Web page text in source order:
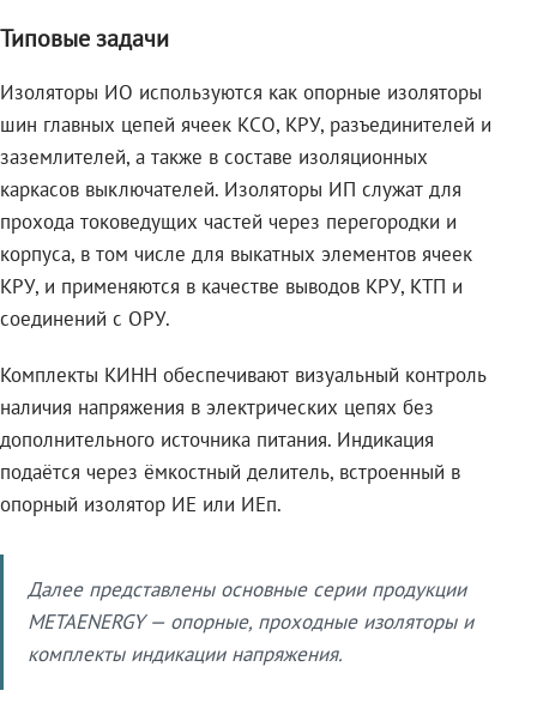
Типовые задачи
Изоляторы ИО используются как опорные изоляторы
шин главных цепей ячеек КСО, КРУ, разъединителей и
заземлителей, а также в составе изоляционных
каркасов выключателей. Изоляторы ИП служат для
прохода токоведущих частей через перегородки и
корпуса, в том числе для выкатных элементов ячеек
КРУ, и применяются в качестве выводов КРУ, КТП и
соединений с ОРУ.
Комплекты КИНН обеспечивают визуальный контроль
наличия напряжения в электрических цепях без
дополнительного источника питания. Индикация
подаётся через ёмкостный делитель, встроенный в
опорный изолятор ИЕ или ИЕп.
Далее представлены основные серии продукции
METAENERGY — опорные, проходные изоляторы и
комплекты индикации напряжения.